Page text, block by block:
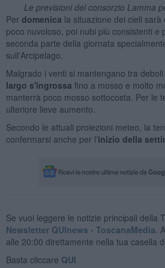
Le previsioni del consorzio Lamma
Per domenica la situazione dei cieli
poco nuvoloso, poi nubi più consistenti e
seconda parte della giornata
sull'Arcipelago.
Malgrado i venti si mantengano tra deboli
largo s'ingrossa fino a mosso e molto
manterrà poco mosso sottocosta. Per le
ulteriore lieve aumento.
Secondo le attuali proiezioni meteo, la
confermarsi anche per l'inizio della
Se vuoi leggere le notizie principali della
Newsletter QUInews - ToscanaMedia.
alle 20:00 direttamente nella tua casella
Basta cliccare QUI